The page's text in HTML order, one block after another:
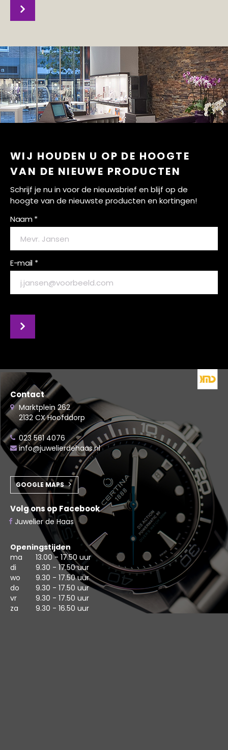
WIJ HOUDEN U OP DE HOOGTE
VAN DE NIEUWE PRODUCTEN
Schrijf je nu in voor de nieuwsbrief en blijf op de
hoogte van de nieuwste producten en kortingen!
Naam *
E-mail *
Contact
Marktplein 262
2132 CX Hoofddorp
023 561 4076
info@juwelierdehaas.nl
GOOGLE MAPS
Volg ons op Facebook
Juwelier de Haas
Openingstijden
ma
13.00 - 17.50 uur
di
9.30 - 17.50 uur
wo
9.30 - 17.50 uur
do
9.30 - 17.50 uur
vr
9.30 - 17.50 uur
za
9.30 - 16.50 uur